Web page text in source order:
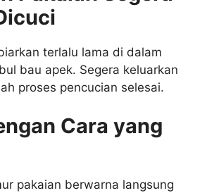
terlalu lama di dalam
bau apek. Segera keluarkan
proses pencucian selesai.
Cara yang
pakaian berwarna langsung